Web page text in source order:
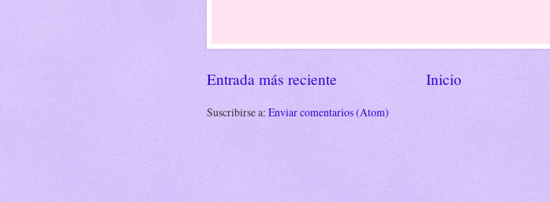
Entrada más reciente Inicio
Suscribirse a: Enviar comentarios (Atom)